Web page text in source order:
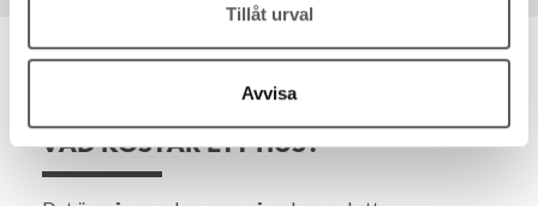
Tillåt urval
Avvisa
VAD KOSTAR ETT HUS?